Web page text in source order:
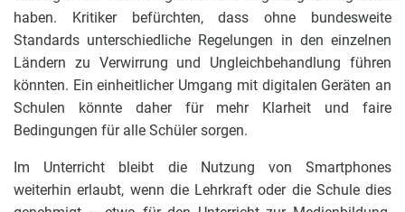
haben. Kritiker befürchten, dass ohne bundesweite
Standards unterschiedliche Regelungen in den einzelnen
Ländern zu Verwirrung und Ungleichbehandlung führen
könnten. Ein einheitlicher Umgang mit digitalen Geräten an
Schulen könnte daher für mehr Klarheit und faire
Bedingungen für alle Schüler sorgen.
Im Unterricht bleibt die Nutzung von Smartphones
weiterhin erlaubt, wenn die Lehrkraft oder die Schule dies